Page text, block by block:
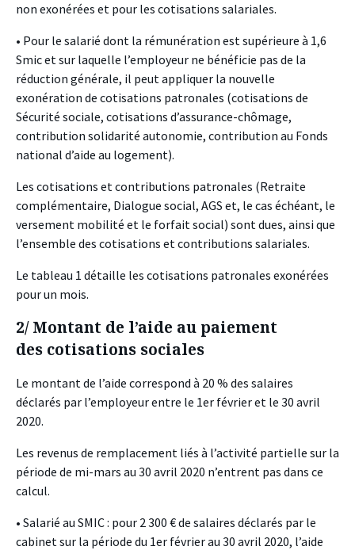
non exonérées et pour les cotisations salariales.
• Pour le salarié dont la rémunération est supérieure à 1,6
Smic et sur laquelle l’employeur ne bénéficie pas de la
réduction générale, il peut appliquer la nouvelle
exonération de cotisations patronales (cotisations de
Sécurité sociale, cotisations d’assurance-chômage,
contribution solidarité autonomie, contribution au Fonds
national d’aide au logement).
Les cotisations et contributions patronales (Retraite
complémentaire, Dialogue social, AGS et, le cas échéant, le
versement mobilité et le forfait social) sont dues, ainsi que
l’ensemble des cotisations et contributions salariales.
Le tableau 1 détaille les cotisations patronales exonérées
pour un mois.
2/ Montant de l’aide au paiement
des cotisations sociales
Le montant de l’aide correspond à 20 % des salaires
déclarés par l’employeur entre le 1er février et le 30 avril
2020.
Les revenus de remplacement liés à l’activité partielle sur la
période de mi-mars au 30 avril 2020 n’entrent pas dans ce
calcul.
• Salarié au SMIC : pour 2 300 € de salaires déclarés par le
cabinet sur la période du 1er février au 30 avril 2020, l’aide